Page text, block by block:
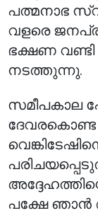
പത്മനാഭ
വളരെ
ഭക്ഷണ
നടത്തുന്നു.
സമീപകാല
ദേവരകൊണ്ട
പക്ഷേ ഞാൻ